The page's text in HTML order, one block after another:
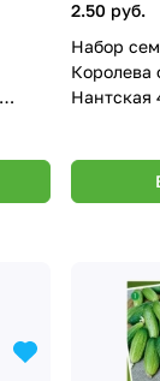
2.50 руб.
Набор
Королева
Нантская